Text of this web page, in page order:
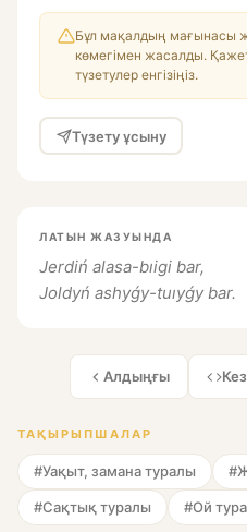
Бұл мақалдың мағынасы
көмегімен жасалды.
түзетулер енгізіңіз.
Түзету ұсыну
ЛАТЫН ЖАЗУЫНДА
Jerdiń alasa-bıigi bar,
Joldyń ashyǵy-tuıyǵy bar.
Алдыңғы
ТАҚЫРЫПШАЛАР
#Уақыт, замана туралы
#Сақтық туралы #Ой